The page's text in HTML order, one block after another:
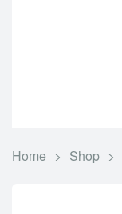
Home > Shop >